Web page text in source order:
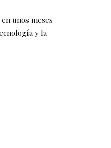
unos meses
y la